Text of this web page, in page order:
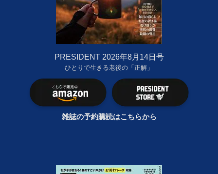
PRESIDENT 2026年8月14日号
ひとりで生きる老後の「正解」
雑誌の予約購読はこちらから